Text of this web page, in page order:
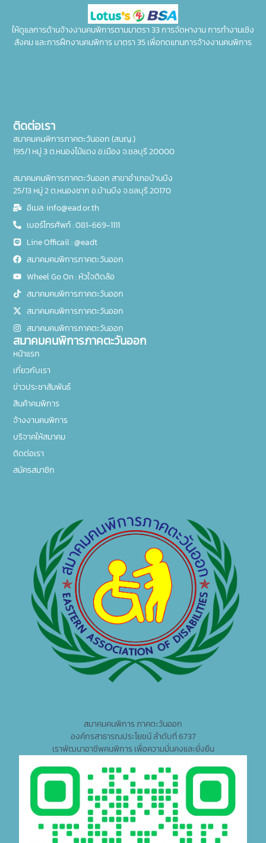
ให้ดูแลการด้านจ้างงานคนพิการตามมาตรา 33 การจัดหางาน การทำงานเชิง
สังคม และการฝึกงานคนพิการ มาตรา 35 เพื่อทดแทนการจ้างงานคนพิการ
สมาคมคนพิการ ภาคตะวันออก
องค์กรสาธารณประโยชน์ ลำดับที่ 6737
เราพัฒนาอาชีพคนพิการ เพื่อความมั่นคงและยั่งยืน
ติดต่อเรา
สมาคมคนพิการภาคตะวันออก (สนญ.)
195/1 หมู่ 3 ต.หนองไม้แดง อ.เมือง จ.ชลบุรี 20000
สมาคมคนพิการภาคตะวันออก สาขาอำเภอบ้านบึง
25/13 หมู่ 2 ต.หนองชาก อ.บ้านบึง จ.ชลบุรี 20170
อีเมล: info@ead.or.th
เบอร์โทรศัพท์ : 081-669-1111
Line Officail : @eadt
สมาคมคนพิการภาคตะวันออก
Wheel Go On : หัวใจติดล้อ
สมาคมคนพิการภาคตะวันออก
สมาคมคนพิการภาคตะวันออก
สมาคมคนพิการภาคตะวันออก
สมาคมคนพิการภาคตะวันออก
หน้าแรก
เกี่ยวกับเรา
ข่าวประชาสัมพันธ์
สินค้าคนพิการ
จ้างงานคนพิการ
บริจาคให้สมาคม
ติดต่อเรา
สมัครสมาชิก